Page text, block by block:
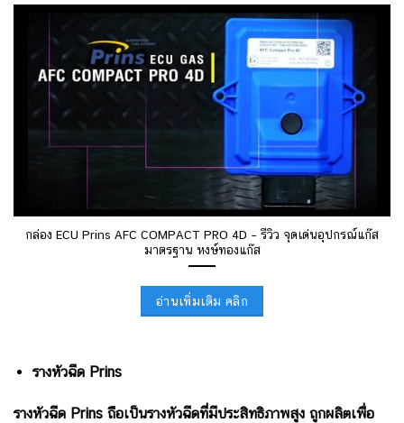
กล่อง ECU Prins AFC COMPACT PRO 4D – รีวิว จุดเด่นอุปกรณ์แก๊ส
มาตรฐาน หงษ์ทองแก๊ส
อ่านเพิ่มเติม คลิก
รางหัวฉีด Prins
รางหัวฉีด Prins ถือเป็นรางหัวฉีดที่มีประสิทธิภาพสูง ถูกผลิตเพื่อ